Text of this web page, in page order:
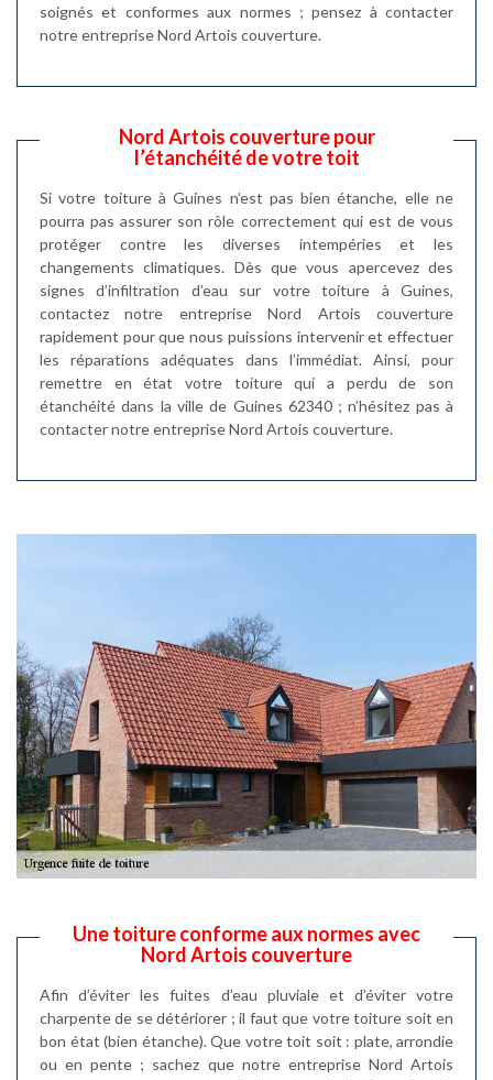
soignés et conformes aux normes ; pensez à contacter
notre entreprise Nord Artois couverture.
Nord Artois couverture pour
l’étanchéité de votre toit
Si votre toiture à Guines n’est pas bien étanche, elle ne
pourra pas assurer son rôle correctement qui est de vous
protéger contre les diverses intempéries et les
changements climatiques. Dès que vous apercevez des
signes d’infiltration d’eau sur votre toiture à Guines,
contactez notre entreprise Nord Artois couverture
rapidement pour que nous puissions intervenir et effectuer
les réparations adéquates dans l’immédiat. Ainsi, pour
remettre en état votre toiture qui a perdu de son
étanchéité dans la ville de Guines 62340 ; n’hésitez pas à
contacter notre entreprise Nord Artois couverture.
Une toiture conforme aux normes avec
Nord Artois couverture
Afin d’éviter les fuites d’eau pluviale et d’éviter votre
charpente de se détériorer ; il faut que votre toiture soit en
bon état (bien étanche). Que votre toit soit : plate, arrondie
ou en pente ; sachez que notre entreprise Nord Artois